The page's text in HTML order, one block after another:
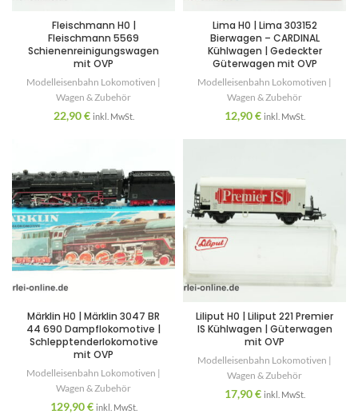
Fleischmann H0 |
Fleischmann 5569
Schienenreinigungswagen
mit OVP
Modelleisenbahn Lokomotiven |
Wagen & Zubehör
22,90€ inkl. MwSt.
Lima H0 | Lima 303152
Bierwagen – CARDINAL
Kühlwagen | Gedeckter
Güterwagen mit OVP
Modelleisenbahn Lokomotiven |
Wagen & Zubehör
12,90€ inkl. MwSt.
Märklin H0 | Märklin 3047 BR
44 690 Dampflokomotive |
Schlepptenderlokomotive
mit OVP
Modelleisenbahn Lokomotiven |
Wagen & Zubehör
129,90€ inkl. MwSt.
Liliput H0 | Liliput 221 Premier
IS Kühlwagen | Güterwagen
mit OVP
Modelleisenbahn Lokomotiven |
Wagen & Zubehör
17,90€ inkl. MwSt.